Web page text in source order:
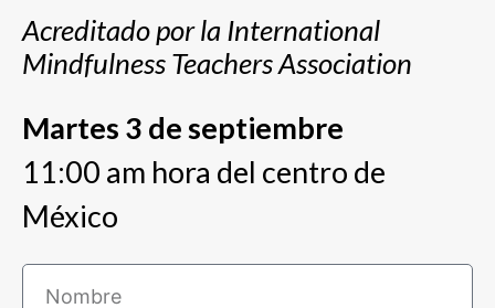
Acreditado por la International
Mindfulness Teachers Association
Martes 3 de septiembre
11:00 am hora del centro de
México